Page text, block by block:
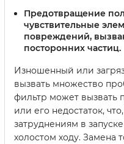
Предотвращение
чувствительные
повреждений,
посторонних частиц.
Изношенный или
вызвать множество
фильтр может вызвать
или его недостаток,
затруднениям в
холостом ходу. Замена